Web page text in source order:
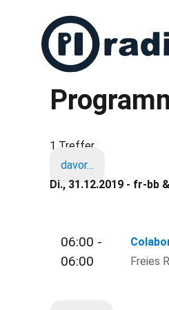
Freies Radio in Berlin
1 Treffer
davor…
Di., 31.12.2019 - fr-bb
06:00 -
06:00
Freies